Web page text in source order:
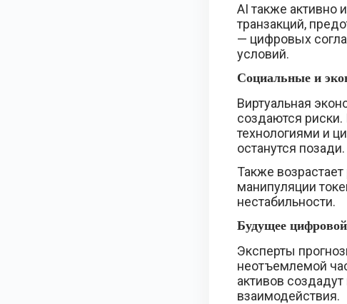
AI также активно
транзакций,
— цифровых
условий.
Социальные и
Виртуальная
создаются
технологиями и
останутся позади.
Также
манипуляции
нестабильности.
Будущее
Эксперты
неотъемлемой
активов
взаимодействия.